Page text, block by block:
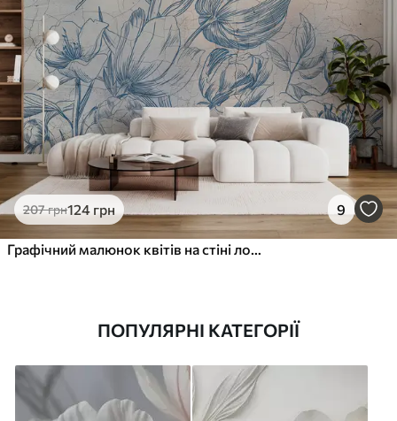
207грн124 грн 9
ПОПУЛЯРНІ КАТЕГОРІЇ